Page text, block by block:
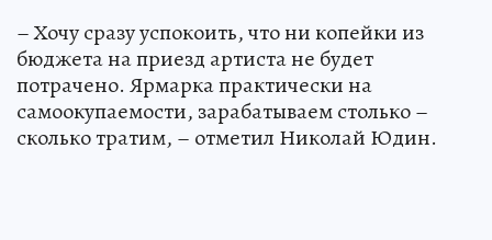
– Хочу сразу успокоить, что ни копейки из
бюджета на приезд артиста не будет
потрачено. Ярмарка практически на
самоокупаемости, зарабатываем столько –
сколько тратим, – отметил Николай Юдин.